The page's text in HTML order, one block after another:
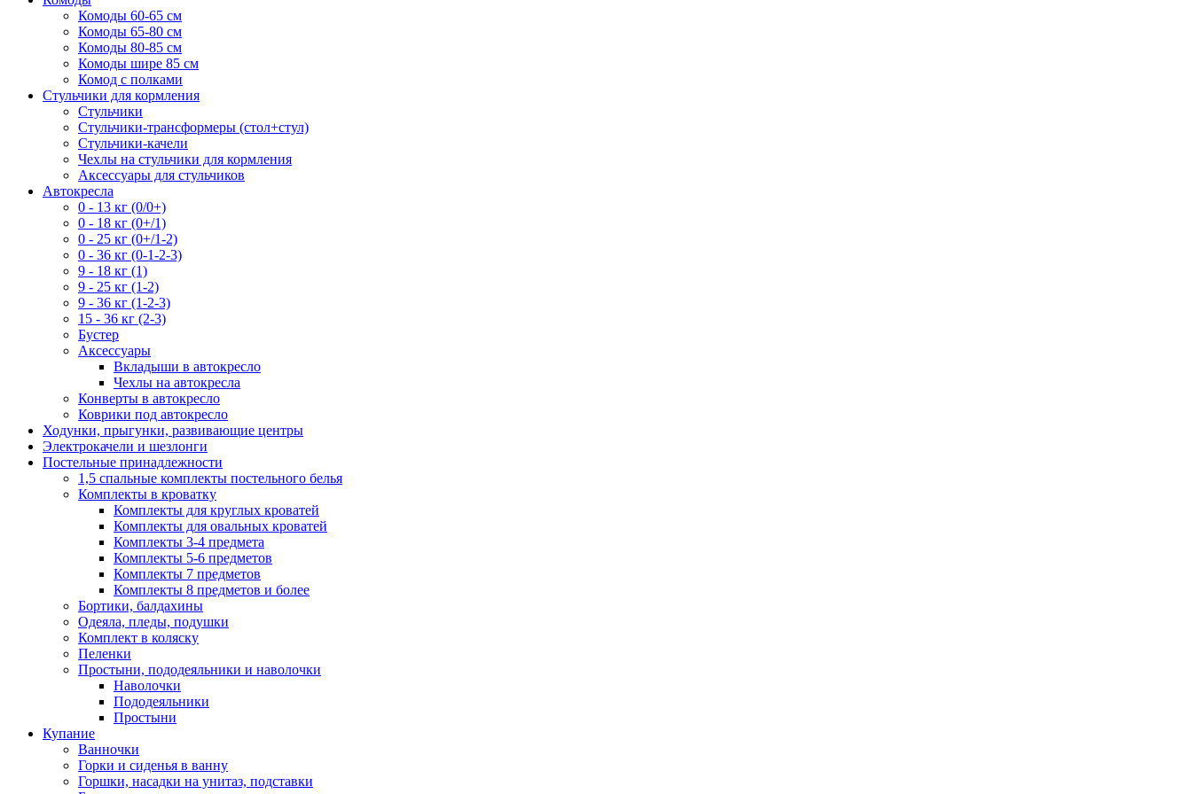
Комоды 60-65 см
Комоды 65-80 см
Комоды 80-85 см
Комоды шире 85 см
Комод с полками
Стульчики для кормления
Стульчики
Стульчики-трансформеры (стол+стул)
Стульчики-качели
Чехлы на стульчики для кормления
Аксессуары для стульчиков
Автокресла
0 - 13 кг (0/0+)
0 - 18 кг (0+/1)
0 - 25 кг (0+/1-2)
0 - 36 кг (0-1-2-3)
9 - 18 кг (1)
9 - 25 кг (1-2)
9 - 36 кг (1-2-3)
15 - 36 кг (2-3)
Бустер
Аксессуары
Вкладыши в автокресло
Чехлы на автокресла
Конверты в автокресло
Коврики под автокресло
Ходунки, прыгунки, развивающие центры
Электрокачели и шезлонги
Постельные принадлежности
1,5 спальные комплекты постельного белья
Комплекты в кроватку
Комплекты для круглых кроватей
Комплекты для овальных кроватей
Комплекты 3-4 предмета
Комплекты 5-6 предметов
Комплекты 7 предметов
Комплекты 8 предметов и более
Бортики, балдахины
Одеяла, пледы, подушки
Комплект в коляску
Пеленки
Простыни, пододеяльники и наволочки
Наволочки
Пододеяльники
Простыни
Купание
Ванночки
Горки и сиденья в ванну
Горшки, насадки на унитаз, подставки